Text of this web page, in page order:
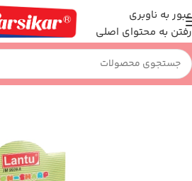
عبور به ناوبری
رفتن به محتوای اصلی
خانه نوشت افزار مداد فشنگی